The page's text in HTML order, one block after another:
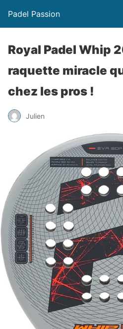
Padel Passion
Royal Padel Whip
raquette miracle
chez les pros !
Julien